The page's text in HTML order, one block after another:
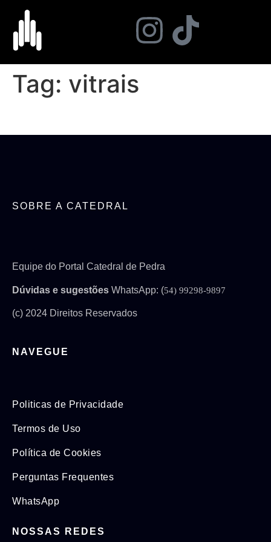
Tag: vitrais
SOBRE A CATEDRAL
Equipe do Portal Catedral de Pedra
Dúvidas e sugestões WhatsApp: (54) 99298-9897
(c) 2024 Direitos Reservados
NAVEGUE
Politicas de Privacidade
Termos de Uso
Política de Cookies
Perguntas Frequentes
WhatsApp
NOSSAS REDES